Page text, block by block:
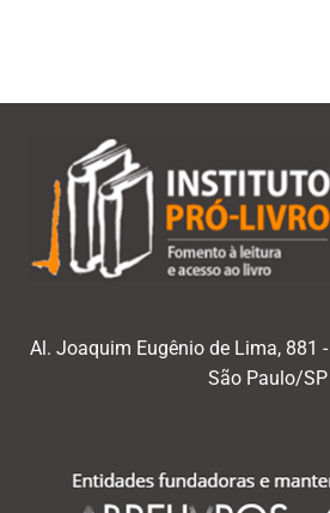
Al. Joaquim Eugênio de Lima, 881
São Paulo/SP